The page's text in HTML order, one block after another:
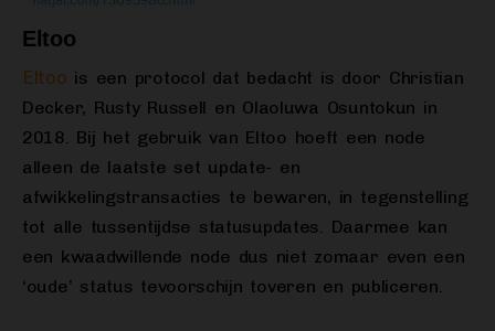
Eltoo
Eltoo is een protocol dat bedacht is door Christian
Decker, Rusty Russell en Olaoluwa Osuntokun in
2018. Bij het gebruik van Eltoo hoeft een node
alleen de laatste set update- en
afwikkelingstransacties te bewaren, in tegenstelling
tot alle tussentijdse statusupdates. Daarmee kan
een kwaadwillende node dus niet zomaar even een
‘oude’ status tevoorschijn toveren en publiceren.